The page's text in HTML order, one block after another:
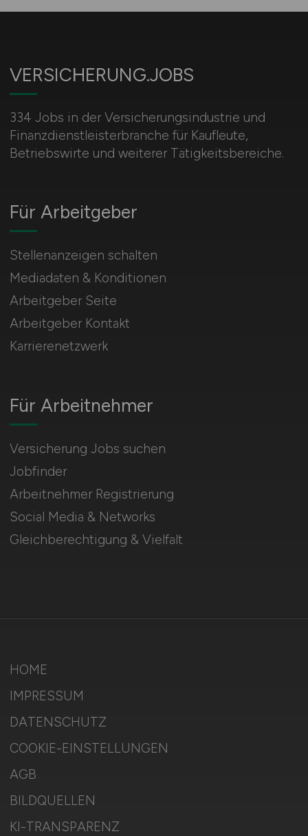
VERSICHERUNG.JOBS
334 Jobs in der Versicherungsindustrie und
Finanzdienstleisterbranche für Kaufleute,
Betriebswirte und weiterer Tätigkeitsbereiche.
Für Arbeitnehmer
Versicherung Jobs suchen
Jobfinder
Arbeitnehmer Registrierung
Social Media & Networks
Gleichberechtigung & Vielfalt
Für Arbeitgeber
Stellenanzeigen schalten
Mediadaten & Konditionen
Arbeitgeber Seite
Arbeitgeber Kontakt
Karrierenetzwerk
HOME
IMPRESSUM
DATENSCHUTZ
COOKIE-EINSTELLUNGEN
AGB
BILDQUELLEN
KI-TRANSPARENZ